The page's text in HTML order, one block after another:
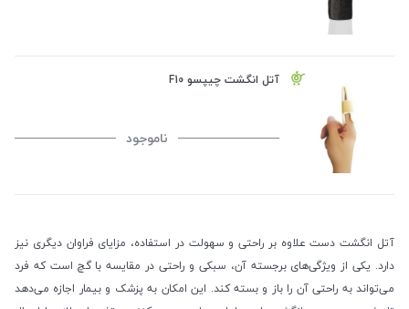
آتل انگشت چیپسو F10
ناموجود
آتل انگشت دست علاوه بر راحتی و سهولت در استفاده، مزایای فراوان دیگری نیز
دارد. یکی از ویژگی‌های برجسته آن، سبکی و راحتی در مقایسه با گچ است که فرد
می‌تواند به راحتی آن را باز و بسته کند. این امکان به پزشک و بیمار اجازه می‌دهد